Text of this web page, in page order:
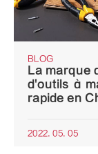
BLOG
La marque
d'outils à
rapide en
2022. 05. 05